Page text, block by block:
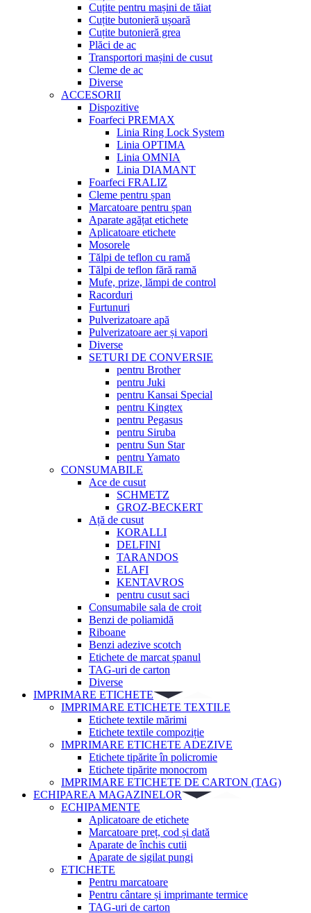
Cuțite pentru mașini de tăiat
Cuțite butonieră ușoară
Cuțite butonieră grea
Plăci de ac
Transportori mașini de cusut
Cleme de ac
Diverse
ACCESORII
Dispozitive
Foarfeci PREMAX
Linia Ring Lock System
Linia OPTIMA
Linia OMNIA
Linia DIAMANT
Foarfeci FRALIZ
Cleme pentru șpan
Marcatoare pentru șpan
Aparate agățat etichete
Aplicatoare etichete
Mosorele
Tălpi de teflon cu ramă
Tălpi de teflon fără ramă
Mufe, prize, lămpi de control
Racorduri
Furtunuri
Pulverizatoare apă
Pulverizatoare aer și vapori
Diverse
SETURI DE CONVERSIE
pentru Brother
pentru Juki
pentru Kansai Special
pentru Kingtex
pentru Pegasus
pentru Siruba
pentru Sun Star
pentru Yamato
CONSUMABILE
Ace de cusut
SCHMETZ
GROZ-BECKERT
Ață de cusut
KORALLI
DELFINI
TARANDOS
ELAFI
KENTAVROS
pentru cusut saci
Consumabile sala de croit
Benzi de poliamidă
Riboane
Benzi adezive scotch
Etichete de marcat șpanul
TAG-uri de carton
Diverse
IMPRIMARE ETICHETE
IMPRIMARE ETICHETE TEXTILE
Etichete textile mărimi
Etichete textile compoziție
IMPRIMARE ETICHETE ADEZIVE
Etichete tipărite în policromie
Etichete tipărite monocrom
IMPRIMARE ETICHETE DE CARTON (TAG)
ECHIPAREA MAGAZINELOR
ECHIPAMENTE
Aplicatoare de etichete
Marcatoare preț, cod și dată
Aparate de închis cutii
Aparate de sigilat pungi
ETICHETE
Pentru marcatoare
Pentru cântare și imprimante termice
TAG-uri de carton